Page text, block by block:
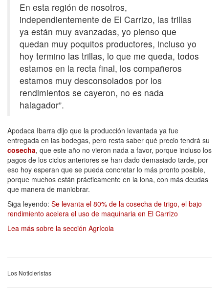
En esta región de nosotros,
independientemente de El Carrizo, las trillas
ya están muy avanzadas, yo pienso que
quedan muy poquitos productores, incluso yo
hoy termino las trillas, lo que me queda, todos
estamos en la recta final, los compañeros
estamos muy desconsolados por los
rendimientos se cayeron, no es nada
halagador”.
Apodaca Ibarra dijo que la producción levantada ya fue
entregada en las bodegas, pero resta saber qué precio tendrá su
cosecha, que este año no vieron nada a favor, porque incluso los
pagos de los ciclos anteriores se han dado demasiado tarde, por
eso hoy esperan que se pueda concretar lo más pronto posible,
porque muchos están prácticamente en la lona, con más deudas
que manera de maniobrar.
Siga leyendo: Se levanta el 80% de la cosecha de trigo, el bajo
rendimiento acelera el uso de maquinaria en El Carrizo
Lea más sobre la sección Agrícola
Los Noticieristas